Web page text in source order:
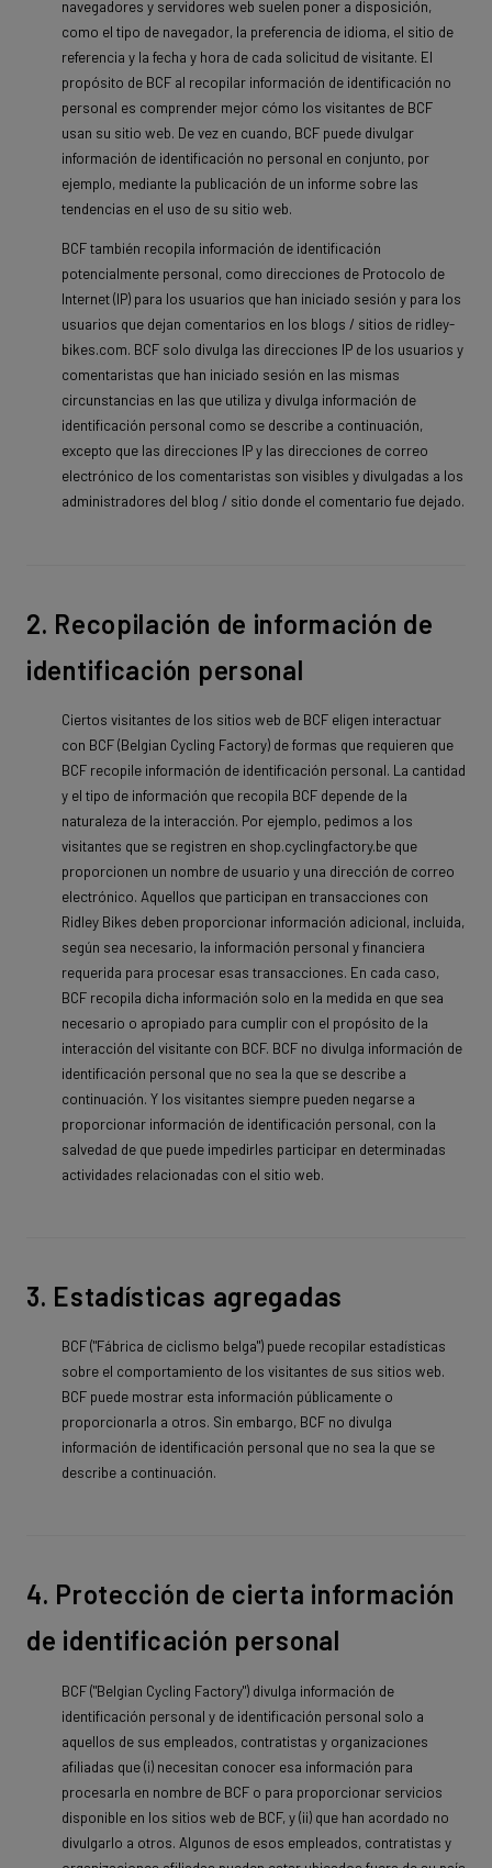
navegadores y servidores web suelen poner a disposición,
como el tipo de navegador, la preferencia de idioma, el sitio de
referencia y la fecha y hora de cada solicitud de visitante. El
propósito de BCF al recopilar información de identificación no
personal es comprender mejor cómo los visitantes de BCF
usan su sitio web. De vez en cuando, BCF puede divulgar
información de identificación no personal en conjunto, por
ejemplo, mediante la publicación de un informe sobre las
tendencias en el uso de su sitio web.
BCF también recopila información de identificación
potencialmente personal, como direcciones de Protocolo de
Internet (IP) para los usuarios que han iniciado sesión y para los
usuarios que dejan comentarios en los blogs / sitios de ridley-
bikes.com. BCF solo divulga las direcciones IP de los usuarios y
comentaristas que han iniciado sesión en las mismas
circunstancias en las que utiliza y divulga información de
identificación personal como se describe a continuación,
excepto que las direcciones IP y las direcciones de correo
electrónico de los comentaristas son visibles y divulgadas a los
administradores del blog / sitio donde el comentario fue dejado.
2. Recopilación de información de
identificación personal
Ciertos visitantes de los sitios web de BCF eligen interactuar
con BCF (Belgian Cycling Factory) de formas que requieren que
BCF recopile información de identificación personal. La cantidad
y el tipo de información que recopila BCF depende de la
naturaleza de la interacción. Por ejemplo, pedimos a los
visitantes que se registren en shop.cyclingfactory.be que
proporcionen un nombre de usuario y una dirección de correo
electrónico. Aquellos que participan en transacciones con
Ridley Bikes deben proporcionar información adicional, incluida,
según sea necesario, la información personal y financiera
requerida para procesar esas transacciones. En cada caso,
BCF recopila dicha información solo en la medida en que sea
necesario o apropiado para cumplir con el propósito de la
interacción del visitante con BCF. BCF no divulga información de
identificación personal que no sea la que se describe a
continuación. Y los visitantes siempre pueden negarse a
proporcionar información de identificación personal, con la
salvedad de que puede impedirles participar en determinadas
actividades relacionadas con el sitio web.
3. Estadísticas agregadas
BCF ("Fábrica de ciclismo belga") puede recopilar estadísticas
sobre el comportamiento de los visitantes de sus sitios web.
BCF puede mostrar esta información públicamente o
proporcionarla a otros. Sin embargo, BCF no divulga
información de identificación personal que no sea la que se
describe a continuación.
4. Protección de cierta información
de identificación personal
BCF ("Belgian Cycling Factory") divulga información de
identificación personal y de identificación personal solo a
aquellos de sus empleados, contratistas y organizaciones
afiliadas que (i) necesitan conocer esa información para
procesarla en nombre de BCF o para proporcionar servicios
disponible en los sitios web de BCF, y (ii) que han acordado no
divulgarlo a otros. Algunos de esos empleados, contratistas y